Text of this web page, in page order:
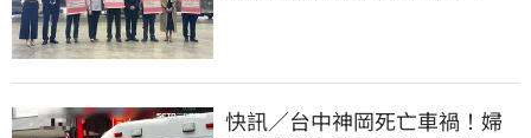
快訊／台中神岡死亡車禍！婦